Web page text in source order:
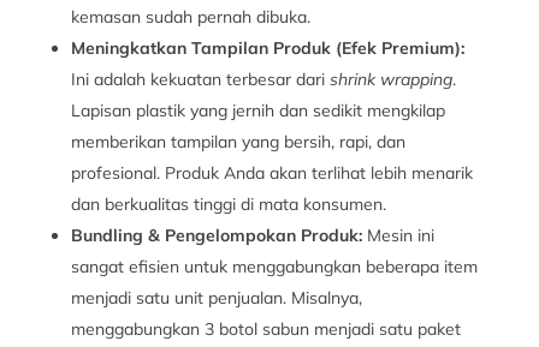
kemasan sudah pernah dibuka.
Meningkatkan Tampilan Produk (Efek Premium):
Ini adalah kekuatan terbesar dari shrink wrapping.
Lapisan plastik yang jernih dan sedikit mengkilap
memberikan tampilan yang bersih, rapi, dan
profesional. Produk Anda akan terlihat lebih menarik
dan berkualitas tinggi di mata konsumen.
Bundling & Pengelompokan Produk:Mesin ini
sangat efisien untuk menggabungkan beberapa item
menjadi satu unit penjualan. Misalnya,
menggabungkan 3 botol sabun menjadi satu paket